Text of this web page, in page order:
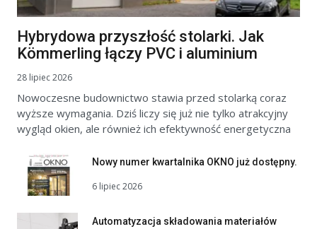
Hybrydowa przyszłość stolarki. Jak
Kömmerling łączy PVC i aluminium
28 lipiec 2026
Nowoczesne budownictwo stawia przed stolarką coraz
wyższe wymagania. Dziś liczy się już nie tylko atrakcyjny
wygląd okien, ale również ich efektywność energetyczna
Nowy numer kwartalnika OKNO już dostępny.
6 lipiec 2026
Automatyzacja składowania materiałów